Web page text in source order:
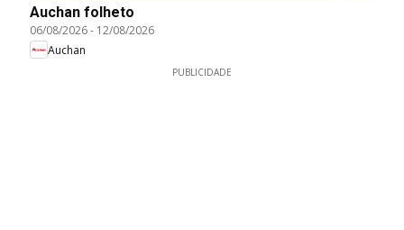
Auchan folheto
06/08/2026- 12/08/2026
Auchan
PUBLICIDADE